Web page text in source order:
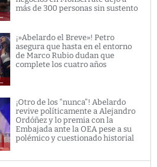
más de 300 personas sin sustento
¡»Abelardo el Breve»! Petro
asegura que hasta en el entorno
de Marco Rubio dudan que
complete los cuatro años
¡Otro de los “nunca”! Abelardo
revive políticamente a Alejandro
Ordóñez y lo premia con la
Embajada ante la OEA pese a su
polémico y cuestionado historial